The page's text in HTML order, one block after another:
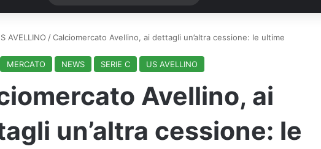
AVELLINO /Calciomercato Avellino, ai dettagli un’altra cessione: le ultime
MERCATO NEWS SERIE C US AVELLINO
Avellino, ai
un’altra cessione: le